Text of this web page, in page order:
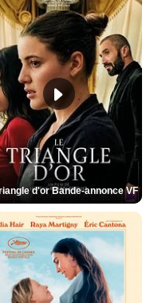
d'or Bande-annonce VF